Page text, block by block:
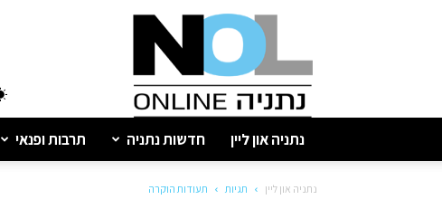
נתניה
נתניה און ליין חדשות נתניה תרבות ופנאי
נתניה און ליין תגיות תעודות הוקרה